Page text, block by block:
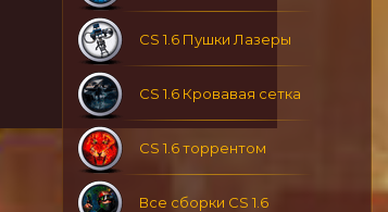
CS 1.6 Пушки Лазеры
CS 1.6 Кровавая сетка
CS 1.6 торрентом
Все сборки CS 1.6